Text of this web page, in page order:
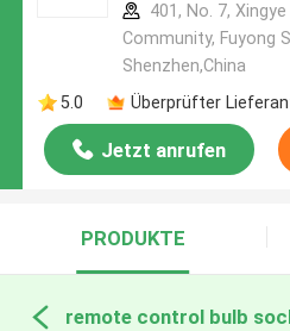
401, No. 7,
Community, Fuyong
Shenzhen,China
5.0
Überprüfter
Jetzt anrufen
PRODUKTE